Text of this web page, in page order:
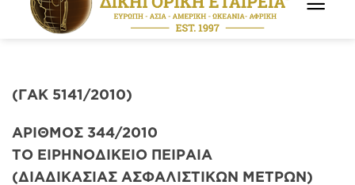
(ΓΑΚ 5141/2010)
ΑΡΙΘΜΟΣ 344/2010
ΤΟ ΕΙΡΗΝΟΔΙΚΕΙΟ ΠΕΙΡΑΙΑ
(ΔΙΑΔΙΚΑΣΙΑΣ ΑΣΦΑΛΙΣΤΙΚΩΝ ΜΕΤΡΩΝ)